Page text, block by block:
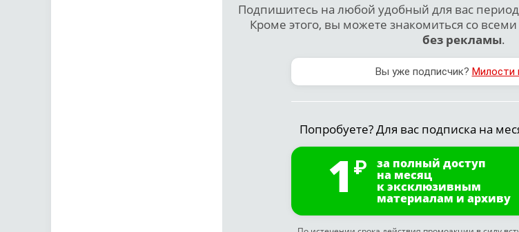
Подпишитесь на любой удобный для вас
Кроме этого, вы можете знакомиться со
без рекламы.
Вы уже подписчик? Милости
Попробуете? Для вас подписка на
1 за полный доступ
на месяц
к эксклюзивным
материалам и архиву